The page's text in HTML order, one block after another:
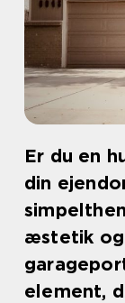
Er du en
din
æstetik
element,